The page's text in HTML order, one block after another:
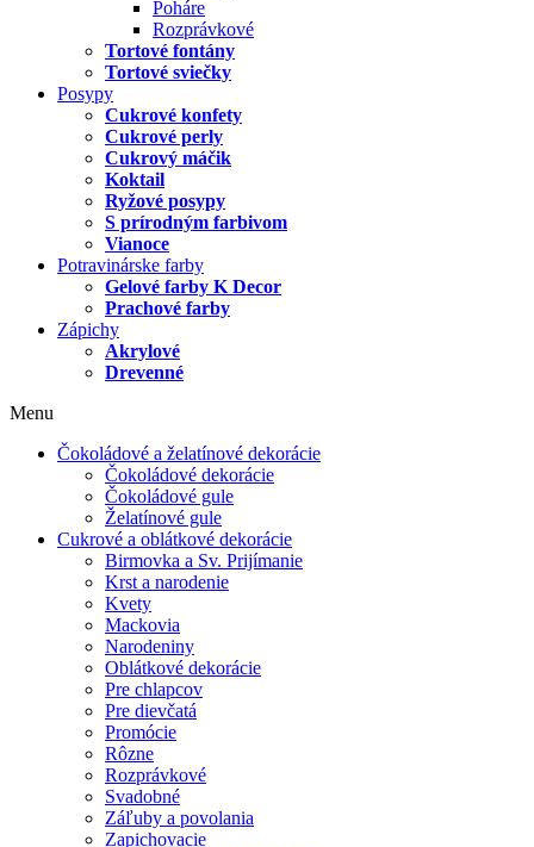
Poháre
Rozprávkové
Tortové fontány
Tortové sviečky
Posypy
Cukrové konfety
Cukrové perly
Cukrový máčik
Koktail
Ryžové posypy
S prírodným farbivom
Vianoce
Potravinárske farby
Gelové farby K Decor
Prachové farby
Zápichy
Akrylové
Drevenné
Menu
Čokoládové a želatínové dekorácie
Čokoládové dekorácie
Čokoládové gule
Želatínové gule
Cukrové a oblátkové dekorácie
Birmovka a Sv. Prijímanie
Krst a narodenie
Kvety
Mackovia
Narodeniny
Oblátkové dekorácie
Pre chlapcov
Pre dievčatá
Promócie
Rôzne
Rozprávkové
Svadobné
Záľuby a povolania
Zapichovacie